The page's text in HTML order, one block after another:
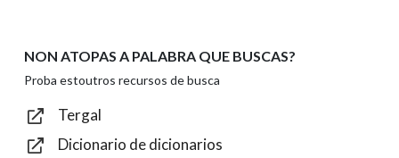
Enviar
NON ATOPAS A PALABRA QUE BUSCAS?
Proba estoutros recursos de busca
Tergal
Dicionario de dicionarios